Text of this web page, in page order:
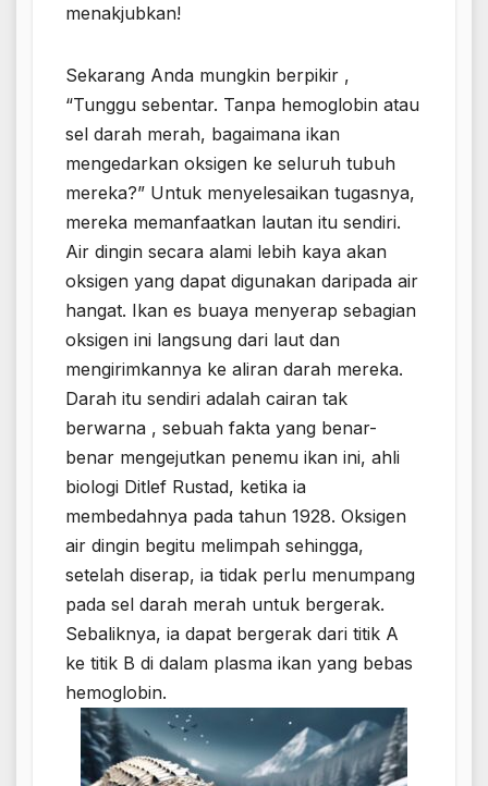
menakjubkan!
Sekarang Anda mungkin berpikir ,
“Tunggu sebentar. Tanpa hemoglobin atau
sel darah merah, bagaimana ikan
mengedarkan oksigen ke seluruh tubuh
mereka?” Untuk menyelesaikan tugasnya,
mereka memanfaatkan lautan itu sendiri.
Air dingin secara alami lebih kaya akan
oksigen yang dapat digunakan daripada air
hangat. Ikan es buaya menyerap sebagian
oksigen ini langsung dari laut dan
mengirimkannya ke aliran darah mereka.
Darah itu sendiri adalah cairan tak
berwarna , sebuah fakta yang benar-
benar mengejutkan penemu ikan ini, ahli
biologi Ditlef Rustad, ketika ia
membedahnya pada tahun 1928. Oksigen
air dingin begitu melimpah sehingga,
setelah diserap, ia tidak perlu menumpang
pada sel darah merah untuk bergerak.
Sebaliknya, ia dapat bergerak dari titik A
ke titik B di dalam plasma ikan yang bebas
hemoglobin.